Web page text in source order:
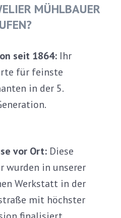
MÜHLBAUER
seit 1864: Ihr
für feinste
in der 5.
vor Ort: Diese
wurden in unserer
Werkstatt in der
mit höchster